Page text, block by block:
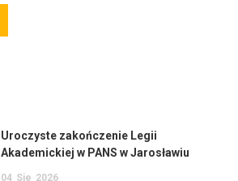
Uroczyste zakończenie Legii
Akademickiej w PANS w Jarosławiu
04 Sie 2026